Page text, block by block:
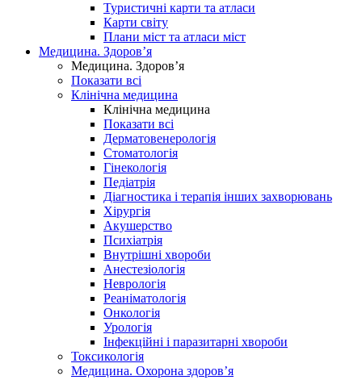
Туристичні карти та атласи
Карти світу
Плани міст та атласи міст
Медицина. Здоров’я
Медицина. Здоров’я
Показати всі
Клінічна медицина
Клінічна медицина
Показати всі
Дерматовенерологія
Стоматологія
Гінекологія
Педіатрія
Діагностика і терапія інших захворювань
Хірургія
Акушерство
Психіатрія
Внутрішні хвороби
Анестезіологія
Неврологія
Реаніматологія
Онкологія
Урологія
Інфекційні і паразитарні хвороби
Токсикологія
Медицина. Охорона здоров’я